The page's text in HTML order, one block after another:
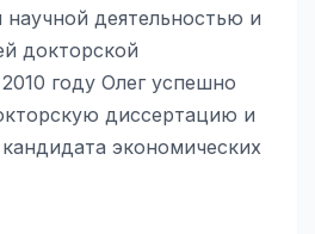
научной деятельностью и
докторской
году Олег успешно
диссертацию и
экономических